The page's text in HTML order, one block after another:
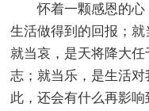
怀着一颗感恩的
生活做得到的回报；就
就当哀，是天将降大
志；就当乐，是生活
此，还会有什么再影